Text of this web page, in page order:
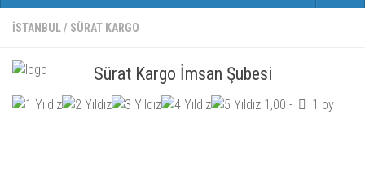
Anasayfa
İSTANBUL/ SÜRAT KARGO
Sürat Kargo İmsan Şubesi
1,00 - 1 oy